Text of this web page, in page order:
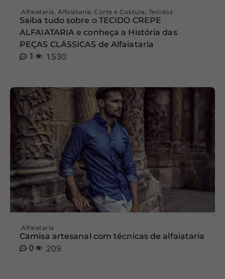
Alfaiataria , Alfaiataria, Corte e Costura , Tecidos
Saiba tudo sobre o TECIDO CREPE
ALFAIATARIA e conheça a História das
PEÇAS CLÁSSICAS de Alfaiataria
1
1.530
Alfaiataria
Camisa artesanal com técnicas de alfaiataria
0
209